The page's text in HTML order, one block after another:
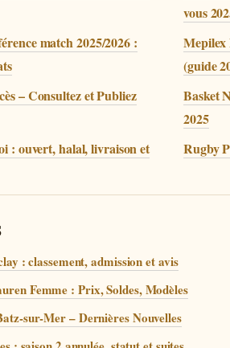
vous
match 2025/2026 :
Mepilex
(guide
– Consultez et Publiez
Basket
2025
: ouvert, halal, livraison et
Rugby
: classement, admission et avis
Femme : Prix, Soldes, Modèles
sur-Mer – Dernières Nouvelles